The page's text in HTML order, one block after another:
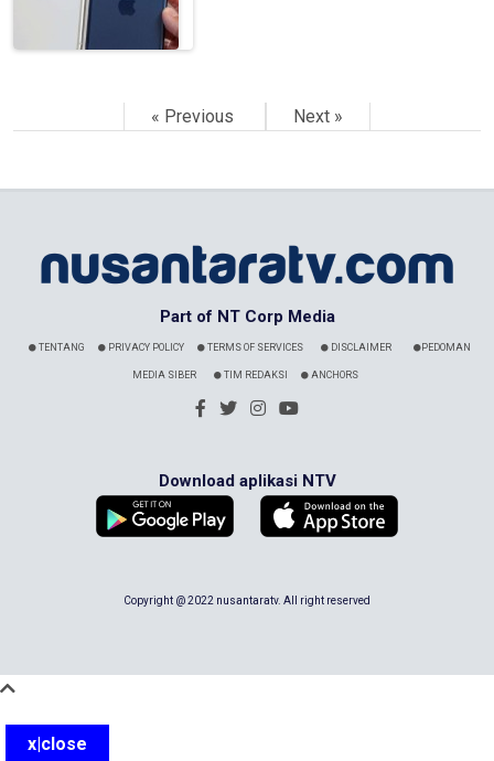
« Previous Next »
Part of NT Corp Media
TENTANG PRIVACY POLICY TERMS OF SERVICES DISCLAIMER PEDOMAN
MEDIA SIBER TIM REDAKSI ANCHORS
Download aplikasi NTV
Copyright @ 2022 nusantaratv. All right reserved
x|close